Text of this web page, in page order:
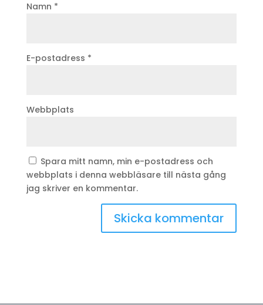
Namn *
E-postadress *
Webbplats
Spara mitt namn, min e-postadress och
webbplats i denna webbläsare till nästa gång
jag skriver en kommentar.